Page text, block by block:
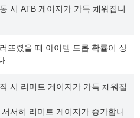
시 ATB 게이지가 가득 채워집니
뜨렸을 때 아이템 드롭 확률이 상
.
시 리미트 게이지가 가득 채워집
서히 리미트 게이지가 증가합니